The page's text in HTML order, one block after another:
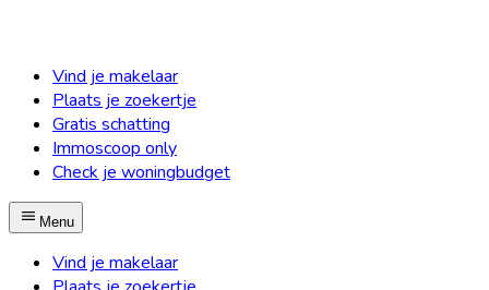
Vind je makelaar
Plaats je zoekertje
Gratis schatting
Immoscoop only
Check je woningbudget
Menu
Vind je makelaar